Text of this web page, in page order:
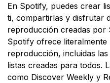
En Spotify, puedes crear
ti, compartirlas y disfrutar
reproducción creadas por
Spotify ofrece literalmente
reproducción, incluidas
listas creadas para todos.
como Discover Weekly y